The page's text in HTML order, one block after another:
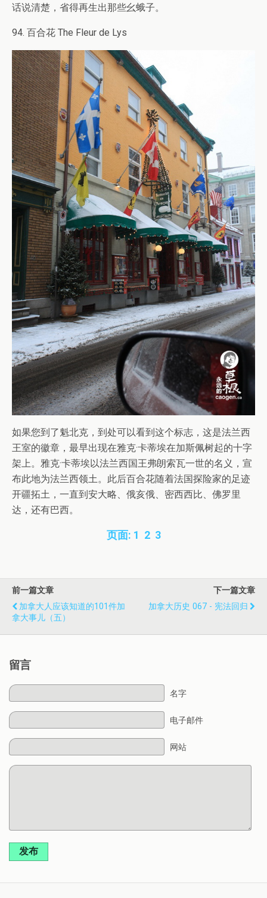
话说清楚，省得再生出那些幺蛾子。
94. 百合花 The Fleur de Lys
如果您到了魁北克，到处可以看到这个标志，这是法兰西
王室的徽章，最早出现在雅克·卡蒂埃在加斯佩树起的十字
架上。雅克·卡蒂埃以法兰西国王弗朗索瓦一世的名义，宣
布此地为法兰西领土。此后百合花随着法国探险家的足迹
开疆拓土，一直到安大略、俄亥俄、密西西比、佛罗里
达，还有巴西。
页面: 1 2 3
前一篇文章
加拿大人应该知道的101件加
拿大事儿（五）
下一篇文章
加拿大历史 067 - 宪法回归
留言
名字
电子邮件
网站
发布